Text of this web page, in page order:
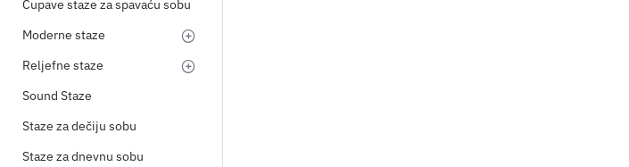
Čupave staze za spavaću sobu
Moderne staze
Reljefne staze
Sound Staze
Staze za dečiju sobu
Staze za dnevnu sobu